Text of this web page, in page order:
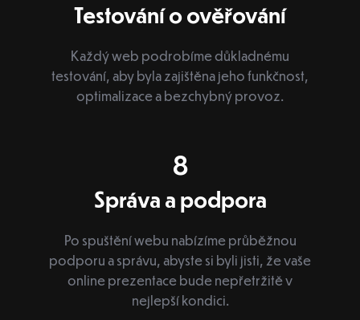
Testování o ověřování
Každý web podrobíme důkladnému
testování, aby byla zajištěna jeho funkčnost,
optimalizace a bezchybný provoz.
8
Správa a podpora
Po spuštění webu nabízíme průběžnou
podporu a správu, abyste si byli jisti, že vaše
online prezentace bude nepřetržitě v
nejlepší kondici.